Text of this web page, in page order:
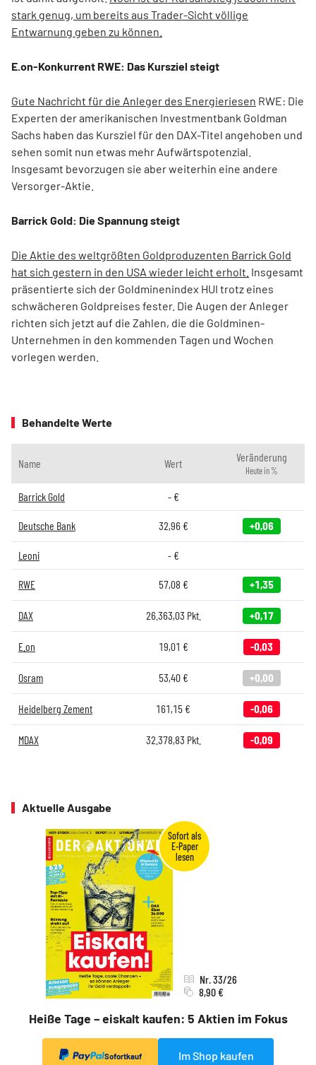
stark genug, um bereits aus Trader-Sicht völlige
Entwarnung geben zu können.
E.on-Konkurrent RWE: Das Kursziel steigt
Gute Nachricht für die Anleger des Energieriesen RWE: Die
Experten der amerikanischen Investmentbank Goldman
Sachs haben das Kursziel für den DAX-Titel angehoben und
sehen somit nun etwas mehr Aufwärtspotenzial.
Insgesamt bevorzugen sie aber weiterhin eine andere
Versorger-Aktie.
Barrick Gold: Die Spannung steigt
Die Aktie des weltgrößten Goldproduzenten Barrick Gold
hat sich gestern in den USA wieder leicht erholt. Insgesamt
präsentierte sich der Goldminenindex HUI trotz eines
schwächeren Goldpreises fester. Die Augen der Anleger
richten sich jetzt auf die Zahlen, die die Goldminen-
Unternehmen in den kommenden Tagen und Wochen
vorlegen werden.
Behandelte Werte
Name Wert Veränderung
Heute in %
Barrick Gold -€
Deutsche Bank 32,96€ +0,06
Leoni -€
RWE 57,08 € +1,35
DAX 26.363,03 Pkt. +0,17
E.on 19,01 € -0,03
Osram 53,40€ +0,00
Heidelberg Zement 161,15 € -0,06
MDAX 32.378,83 Pkt. -0,09
Aktuelle Ausgabe
Heiße Tage – eiskalt kaufen: 5 Aktien im Fokus
Nr. 33/26
8,90 €
Sofortkauf Im Shop kaufen